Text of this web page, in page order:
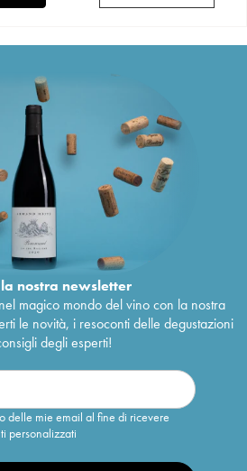
nostra newsletter
magico mondo del vino con la nostra
le novità, i resoconti delle degustazioni
degli esperti!
delle mie email al fine di ricevere
personalizzati